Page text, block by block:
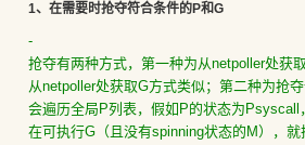
1、在需要时抢夺符合条件的P和G
-
抢夺有两种方式，第一种为从netpoller处获
从netpoller处获取G方式类似；第二种为抢
会遍历全局P列表，假如P的状态为
在可执行G（且没有spinning状态的M），就